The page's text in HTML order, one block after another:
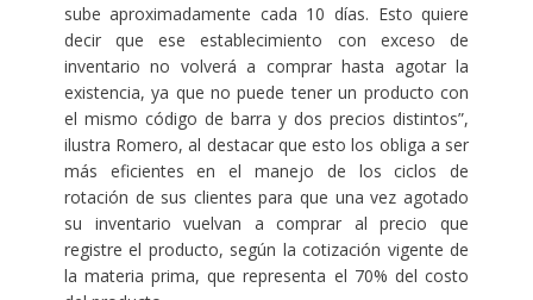
sube aproximadamente cada 10 días. Esto quiere
decir que ese establecimiento con exceso de
inventario no volverá a comprar hasta agotar la
existencia, ya que no puede tener un producto con
el mismo código de barra y dos precios distintos”,
ilustra Romero, al destacar que esto los obliga a ser
más eficientes en el manejo de los ciclos de
rotación de sus clientes para que una vez agotado
su inventario vuelvan a comprar al precio que
registre el producto, según la cotización vigente de
la materia prima, que representa el 70% del costo